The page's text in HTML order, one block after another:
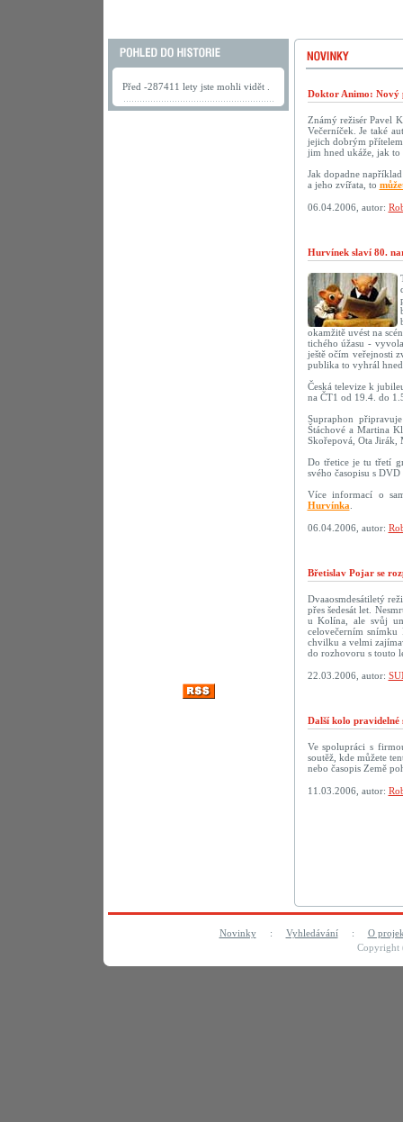
Před -287411 lety jste mohli vidět .
Doktor Animo: Nový
Známý režisér Pavel
Večerníček. Je také
jejich dobrým
jim hned ukáže, jak to
Jak dopadne
a jeho zvířata, to
06.04.2006, autor:
Hurvínek slaví 80.
okamžitě uvést na
tichého úžasu -
ještě očím veřejnosti
publika to vyhrál
Česká televize k
na ČT1 od 19.4. do
Supraphon
Štáchové a Martina
Skořepová, Ota Jirák,
Do třetice je tu třetí
svého časopisu s
Více informací o
Hurvínka
06.04.2006, autor:
Břetislav Pojar se
Dvaaosmdesátiletý
přes šedesát let.
u Kolína, ale svůj
celovečerním
chvilku a velmi
do rozhovoru s touto
22.03.2006, autor:
Další kolo pravidelné
Ve spolupráci s
soutěž, kde můžete
nebo časopis Země
11.03.2006, autor:
Novinky: Vyhledávání: O
Copyright